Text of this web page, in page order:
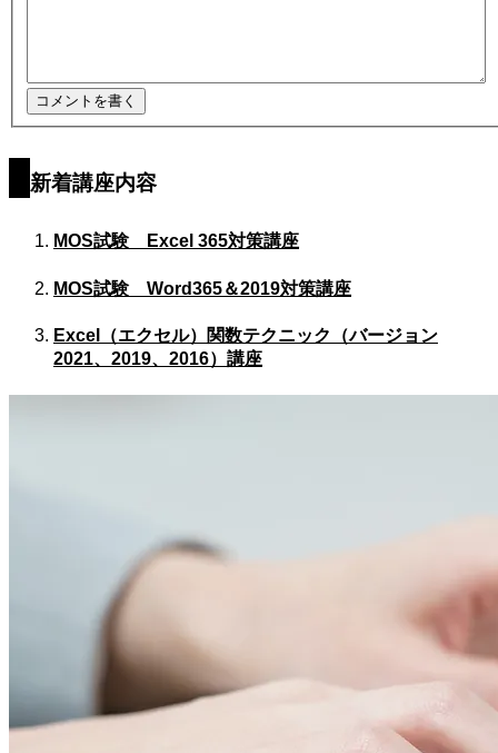
新着講座内容
MOS試験 Excel 365対策講座
MOS試験 Word365＆2019対策講座
Excel（エクセル）関数テクニック（バージョン
2021、2019、2016）講座